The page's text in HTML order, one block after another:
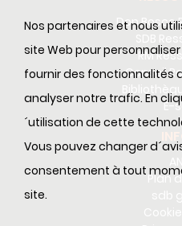
Nos partenaires et nous
site Web pour
fournir des fonctionnalités
analyser notre trafic. En
´utilisation de cette
Vous pouvez changer
consentement à tout
site.
Don Bosco
RM
Conseil
E-
Plan